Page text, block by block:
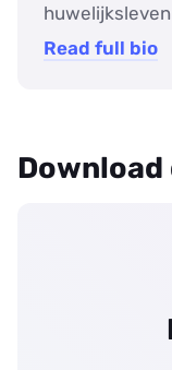
Read full bio
Download